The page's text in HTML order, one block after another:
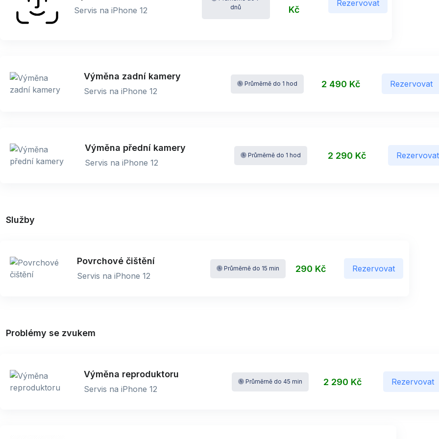
Servis na iPhone 12
dnů
Kč
Rezervovat
Výměna zadní kamery
Servis na iPhone 12
Průměrně do 1 hod 2 490 Kč Rezervovat
Výměna přední kamery
Servis na iPhone 12
Průměrně do 1 hod 2 290 Kč Rezervovat
Služby
Povrchové čištění
Servis na iPhone 12
Průměrně do 15 min 290 Kč Rezervovat
Problémy se zvukem
Výměna reproduktoru
Servis na iPhone 12
Průměrně do 45 min 2 290 Kč Rezervovat